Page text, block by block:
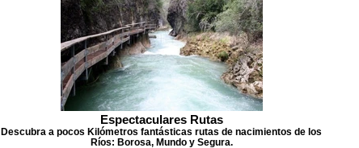
Espectaculares Rutas
Descubra a pocos Kilómetros fantásticas rutas de nacimientos de los
Ríos: Borosa, Mundo y Segura.